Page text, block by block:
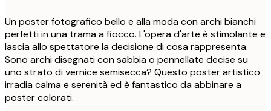
Un poster fotografico bello e alla moda con archi bianchi
perfetti in una trama a fiocco. L'opera d'arte è stimolante e
lascia allo spettatore la decisione di cosa rappresenta.
Sono archi disegnati con sabbia o pennellate decise su
uno strato di vernice semisecca? Questo poster artistico
irradia calma e serenità ed è fantastico da abbinare a
poster colorati.